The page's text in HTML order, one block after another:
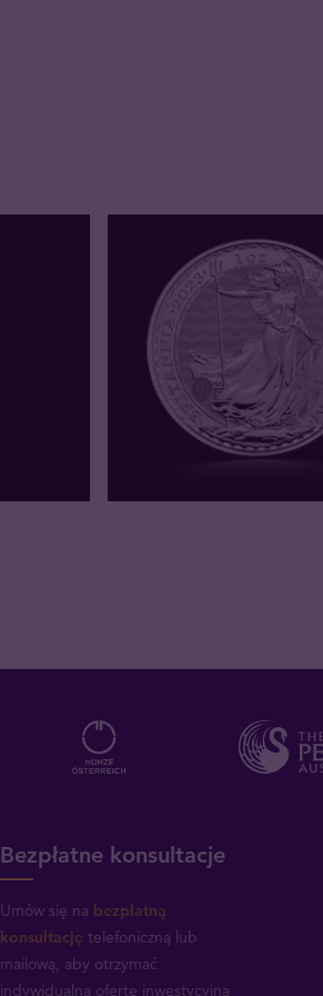
Bezpłatne konsultacje
Umów się na bezpłatną
konsultację telefoniczną lub
mailową, aby otrzymać
indywidualną ofertę inwestycyjną